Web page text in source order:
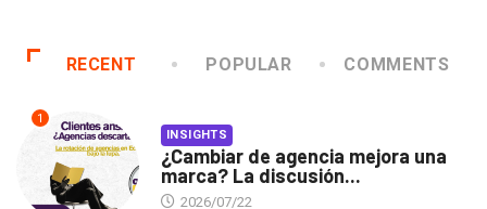
RECENT POPULAR COMMENTS
1
INSIGHTS
¿Cambiar de agencia mejora una
marca? La discusión...
2026/07/22